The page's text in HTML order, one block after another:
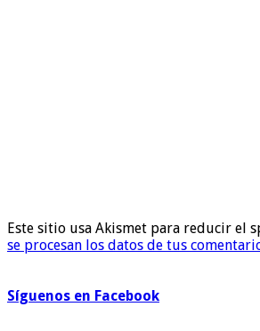
Este sitio usa Akismet para reducir el
se procesan los datos de tus
Síguenos en Facebook